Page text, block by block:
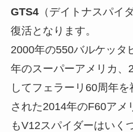
GTS4（デイトナスパイ
復活となります。
2000年の550バルケッタ
年のスーパーアメリカ、
してフェラーリ60周年
された2014年のF60アメ
もV12スパイダーはいく